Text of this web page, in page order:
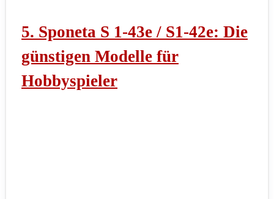
5. Sponeta S 1-43e / S1-42e: Die
günstigen Modelle für
Hobbyspieler